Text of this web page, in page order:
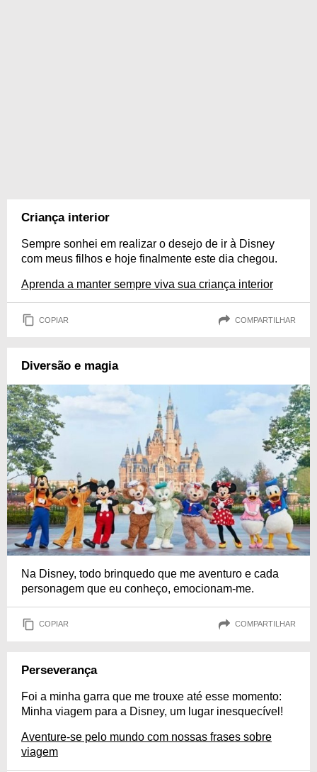
Criança interior
Sempre sonhei em realizar o desejo de ir à Disney
com meus filhos e hoje finalmente este dia chegou.
Aprenda a manter sempre viva sua criança interior
COPIAR COMPARTILHAR
Diversão e magia
Na Disney, todo brinquedo que me aventuro e cada
personagem que eu conheço, emocionam-me.
COPIAR COMPARTILHAR
Perseverança
Foi a minha garra que me trouxe até esse momento:
Minha viagem para a Disney, um lugar inesquecível!
Aventure-se pelo mundo com nossas frases sobre
viagem